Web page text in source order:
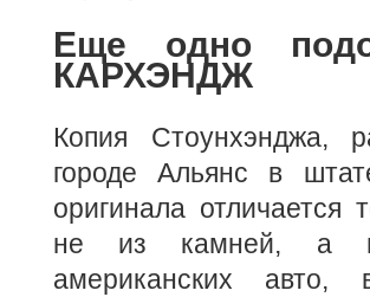
Еще одно
КАРХЭНДЖ
Копия Стоунхэнджа,
городе Альянс в
оригинала отличается
не из камней, а
американских авто,